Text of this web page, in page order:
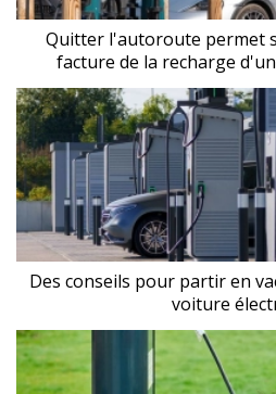
Quitter l'autoroute permet
facture de la recharge
Des conseils pour partir en
voiture